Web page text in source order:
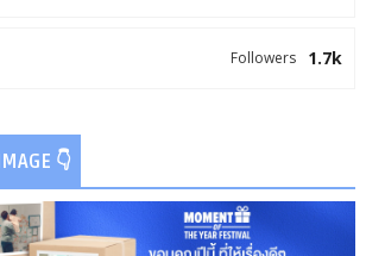
1.7k
Followers
👇